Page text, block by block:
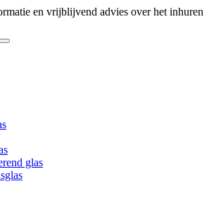
en vrijblijvend advies over het inhuren
glas